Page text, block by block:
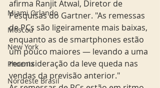
Miami Orlando
Moscou
New York
Phoenix
Nordeste Brasil
afirma Ranjit Atwal, Diretor de
Pesquisas do Gartner. "As remessas
de PCs são ligeiramente mais baixas,
enquanto as de smartphones estão
um pouco maiores — levando a uma
reconsideração da leve queda nas
vendas da previsão anterior."